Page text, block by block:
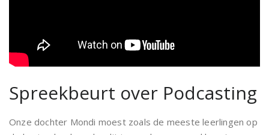
Spreekbeurt over Podcasting
Onze dochter Mondi moest zoals de meeste leerlingen op